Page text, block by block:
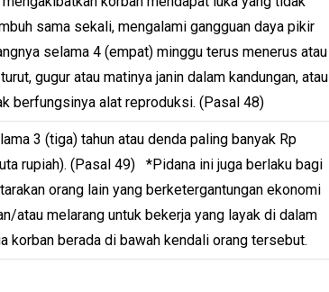
sama sekali, mengalami gangguan daya pikir
selama 4 (empat) minggu terus menerus atau
gugur atau matinya janin dalam kandungan, atau
berfungsinya alat reproduksi. (Pasal 48)
3 (tiga) tahun atau denda paling banyak Rp
rupiah). (Pasal 49) *Pidana ini juga berlaku bagi
orang lain yang berketergantungan ekonomi
atau melarang untuk bekerja yang layak di dalam
korban berada di bawah kendali orang tersebut.